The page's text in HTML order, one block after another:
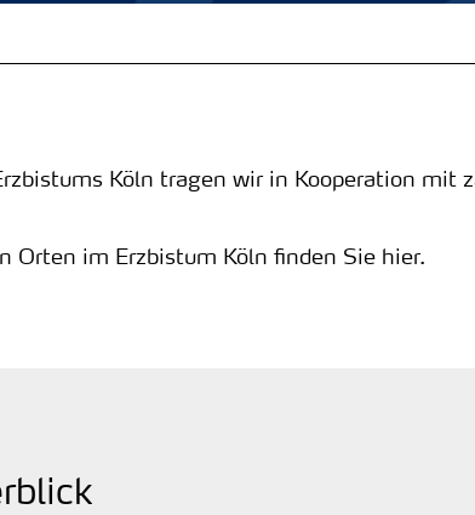
Köln tragen wir in Kooperation mit
Orten im Erzbistum Köln finden Sie hier.